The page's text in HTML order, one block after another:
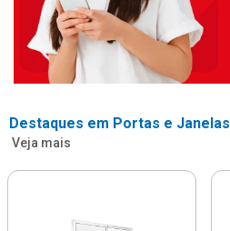
Destaques em Portas e Janelas
Veja mais